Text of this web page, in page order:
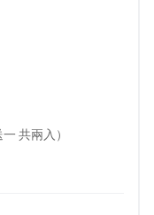
態降低殘影，影像
共兩入）